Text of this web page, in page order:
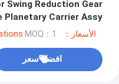
Swing Reduction Gear
Planetary Carrier Assy
الأسعار：Price negotiations MOQ：1 قطعة
افضل سعر